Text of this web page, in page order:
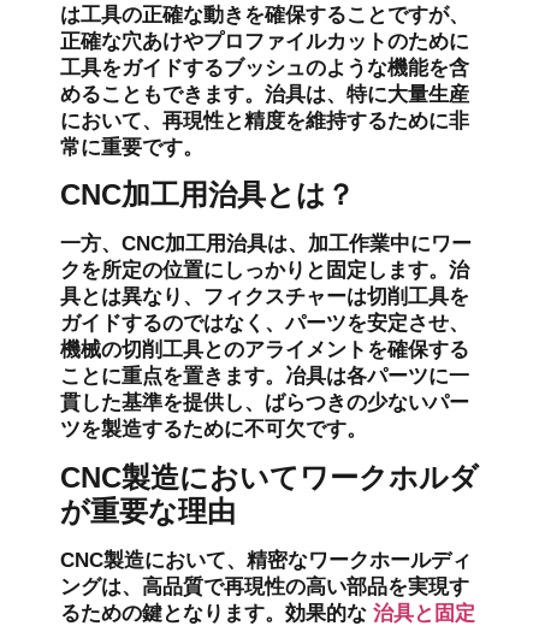
は工具の正確な動きを確保することですが、
正確な穴あけやプロファイルカットのために
工具をガイドするブッシュのような機能を含
めることもできます。治具は、特に大量生産
において、再現性と精度を維持するために非
常に重要です。
CNC加工用治具とは？
一方、CNC加工用治具は、加工作業中にワー
クを所定の位置にしっかりと固定します。治
具とは異なり、フィクスチャーは切削工具を
ガイドするのではなく、パーツを安定させ、
機械の切削工具とのアライメントを確保する
ことに重点を置きます。冶具は各パーツに一
貫した基準を提供し、ばらつきの少ないパー
ツを製造するために不可欠です。
CNC製造においてワークホルダ
が重要な理由
CNC製造において、精密なワークホールディ
ングは、高品質で再現性の高い部品を実現す
るための鍵となります。効果的な 治具と固定